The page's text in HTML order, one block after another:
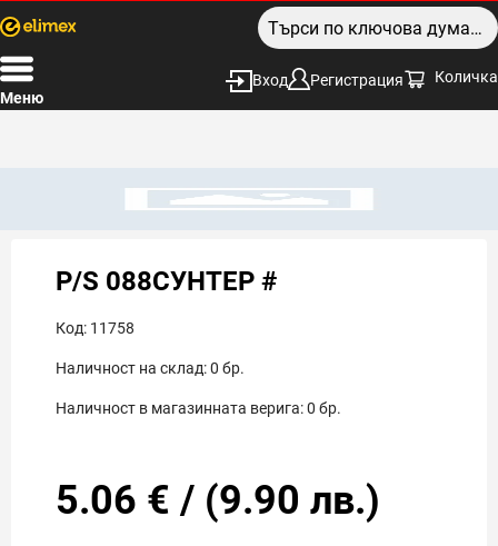
Меню
Вход Регистрация Количка
P/S 088СУНТЕР #
Код: 11758
Наличност на склад:0 бр.
Наличност в магазинната верига:0 бр.
5.06 € / (9.90 лв.)